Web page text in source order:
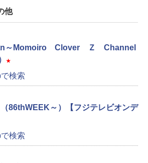
他
～Momoiro Clover Ｚ Channel
★
検索
86thWEEK～）【フジテレビオンデ
検索